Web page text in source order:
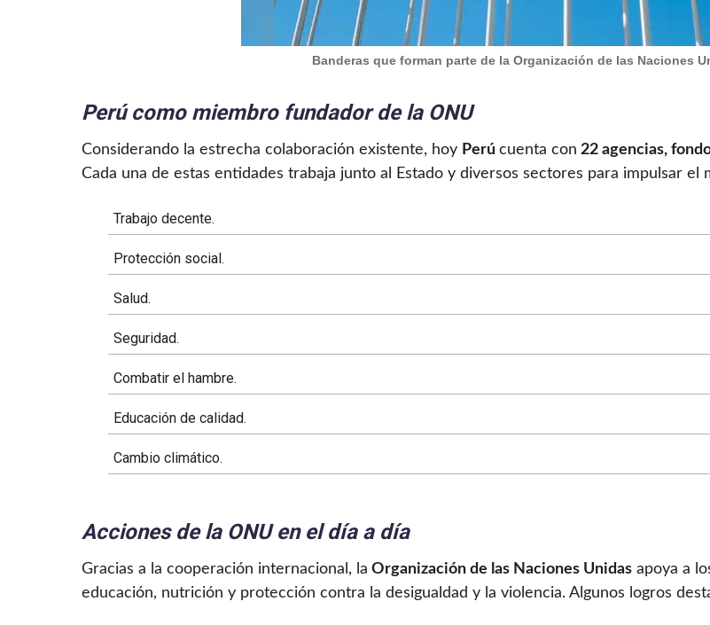
Banderas que forman parte de la Organización de las Naciones
Perú como miembro fundador de la ONU
Considerando la estrecha colaboración existente, hoy Perú cuenta con 22 agencias,
Cada una de estas entidades trabaja junto al Estado y diversos sectores para impulsar
Trabajo decente.
Protección social.
Salud.
Seguridad.
Combatir el hambre.
Educación de calidad.
Cambio climático.
Acciones de la ONU en el día a día
Gracias a la cooperación internacional, la Organización de las Naciones Unidas apoya a
educación, nutrición y protección contra la desigualdad y la violencia. Algunos logros